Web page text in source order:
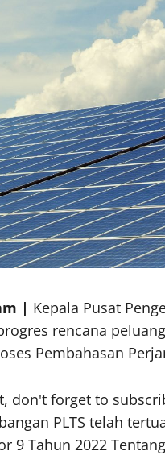
| Kepala Pusat
rencana
Pembahasan
don't forget to
PLTS telah
9 Tahun 2022